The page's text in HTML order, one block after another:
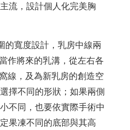
流，設計個人化完美胸
的寬度設計，乳房中線兩
作將來的乳溝，從左右各
線，及為新乳房的創造空
擇不同的形狀；如果兩側
不同，也要依實際手術中
果凍不同的底部與其高